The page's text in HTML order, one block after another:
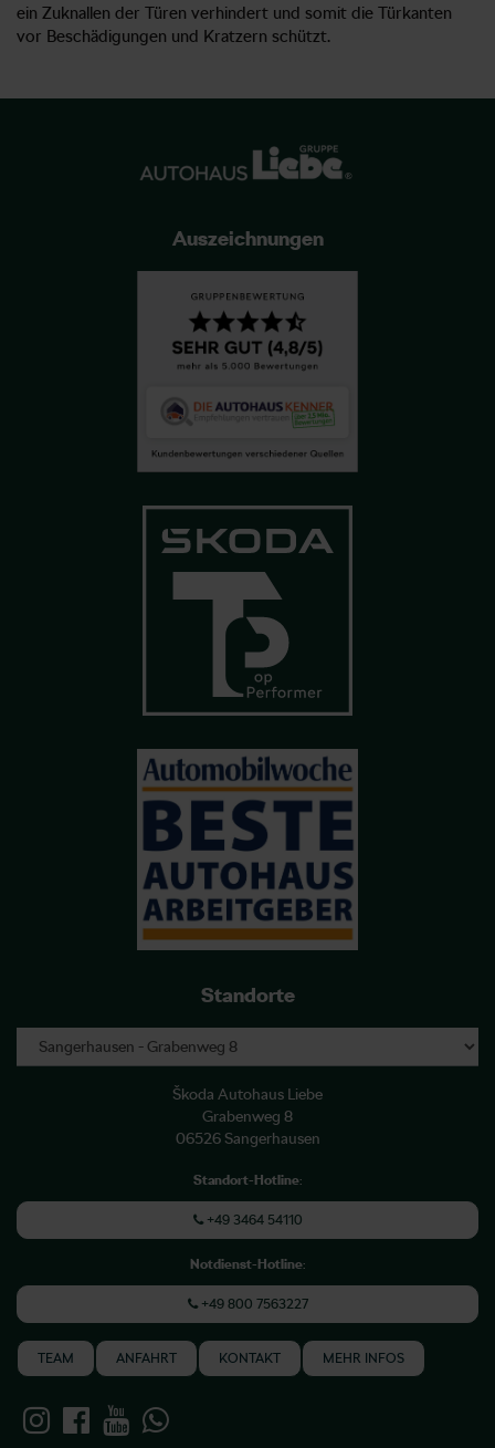
ein Zuknallen der Türen verhindert und somit die Türkanten
vor Beschädigungen und Kratzern schützt.
Auszeichnungen
Standorte
Škoda Autohaus Liebe
Grabenweg 8
06526 Sangerhausen
Standort-Hotline:
+49 3464 54110
Notdienst-Hotline:
+49 800 7563227
TEAM ANFAHRT KONTAKT MEHR INFOS